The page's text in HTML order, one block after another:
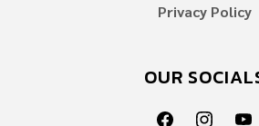
Privacy Policy
OUR